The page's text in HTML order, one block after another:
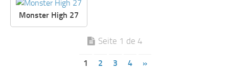
Monster High 27
Seite 1 de 4
1 2 3 4 »